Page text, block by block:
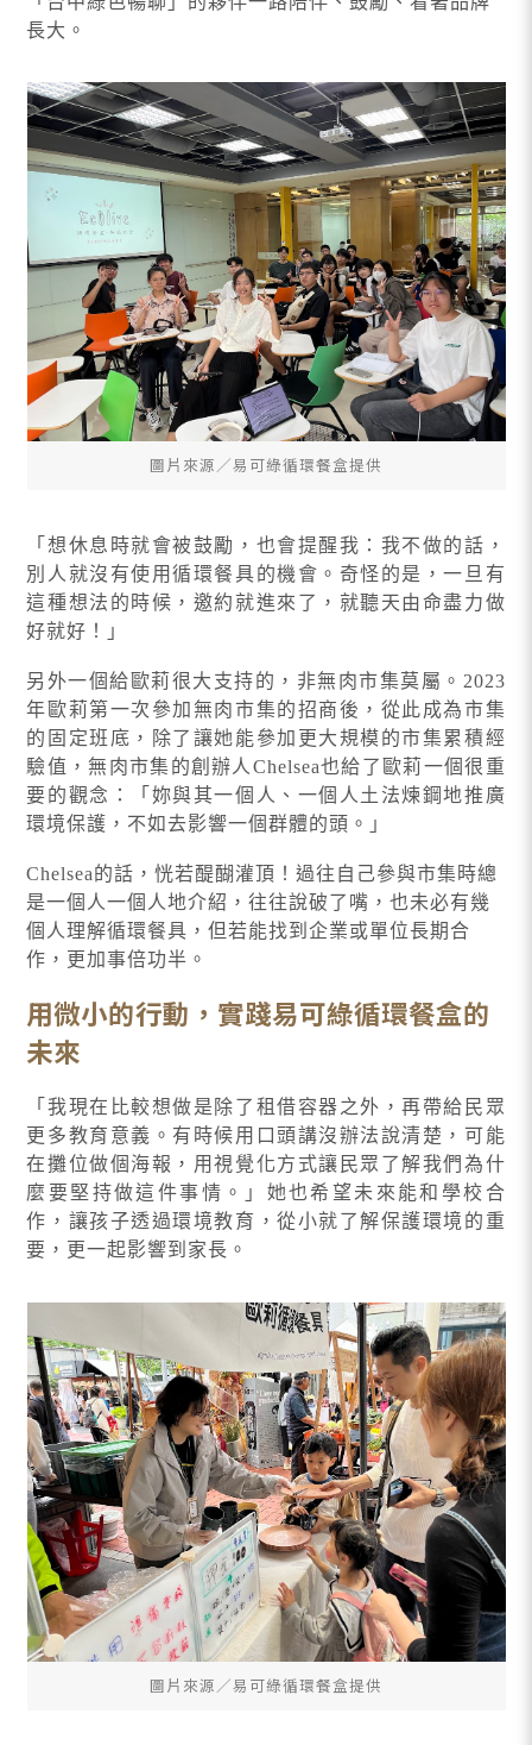
長大。
圖片來源∕易可綠循環餐盒提供
「想休息時就會被鼓勵，也會提醒我：我不做的話，
別人就沒有使用循環餐具的機會。奇怪的是，一旦有
這種想法的時候，邀約就進來了，就聽天由命盡力做
好就好！」
另外一個給歐莉很大支持的，非無肉市集莫屬。2023
年歐莉第一次參加無肉市集的招商後，從此成為市集
的固定班底，除了讓她能參加更大規模的市集累積經
驗值，無肉市集的創辦人Chelsea也給了歐莉一個很重
要的觀念：「妳與其一個人、一個人土法煉鋼地推廣
環境保護，不如去影響一個群體的頭。」
Chelsea的話，恍若醍醐灌頂！過往自己參與市集時總
是一個人一個人地介紹，往往說破了嘴，也未必有幾
個人理解循環餐具，但若能找到企業或單位長期合
作，更加事倍功半。
用微小的行動，實踐易可綠循環餐盒的
未來
「我現在比較想做是除了租借容器之外，再帶給民眾
更多教育意義。有時候用口頭講沒辦法說清楚，可能
在攤位做個海報，用視覺化方式讓民眾了解我們為什
麼要堅持做這件事情。」她也希望未來能和學校合
作，讓孩子透過環境教育，從小就了解保護環境的重
要，更一起影響到家長。
圖片來源∕易可綠循環餐盒提供